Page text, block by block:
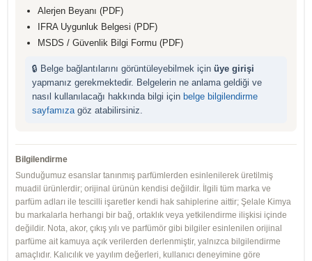
Alerjen Beyanı (PDF)
IFRA Uygunluk Belgesi (PDF)
MSDS / Güvenlik Bilgi Formu (PDF)
🔒 Belge bağlantılarını görüntüleyebilmek için üye girişi
yapmanız gerekmektedir. Belgelerin ne anlama geldiği ve
nasıl kullanılacağı hakkında bilgi için belge bilgilendirme
sayfamızagöz atabilirsiniz.
Bilgilendirme
Sunduğumuz esanslar tanınmış parfümlerden esinlenilerek üretilmiş
muadil ürünlerdir; orijinal ürünün kendisi değildir. İlgili tüm marka ve
parfüm adları ile tescilli işaretler kendi hak sahiplerine aittir; Şelale Kimya
bu markalarla herhangi bir bağ, ortaklık veya yetkilendirme ilişkisi içinde
değildir. Nota, akor, çıkış yılı ve parfümör gibi bilgiler esinlenilen orijinal
parfüme ait kamuya açık verilerden derlenmiştir, yalnızca bilgilendirme
amaçlıdır. Kalıcılık ve yayılım değerleri, kullanıcı deneyimine göre